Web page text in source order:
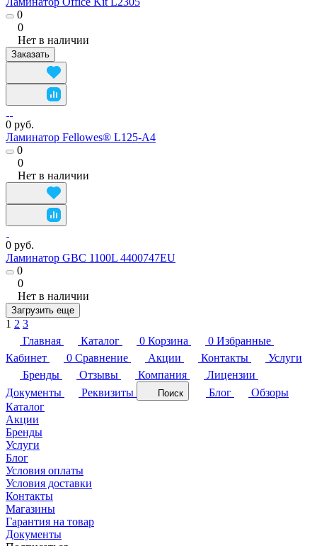
0
0
Нет в наличии
Заказать
0 руб.
Ламинатор Fellowes® L125-A4
0
0
Нет в наличии
0 руб.
Ламинатор GBC 1100L 4400747EU
0
0
Нет в наличии
Загрузить еще
1 2 3
Главная
Каталог 0 Корзина 0 Избранные
Кабинет
0 Сравнение Акции Контакты
Услуги
Бренды
Отзывы Компания
Лицензии
Документы
Реквизиты Поиск Блог
Обзоры
Каталог
Акции
Бренды
Услуги
Блог
Условия оплаты
Условия доставки
Контакты
Магазины
Гарантия на товар
Документы